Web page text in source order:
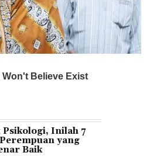
Inilah 7
yang
Baik